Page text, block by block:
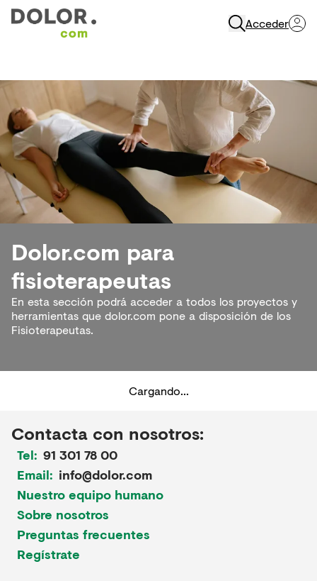
Acceder
Dolor.com para
fisioterapeutas
En esta sección podrá acceder a todos los proyectos y
herramientas que dolor.com pone a disposición de los
Fisioterapeutas.
Cargando...
Contacta con nosotros:
Tel: 91 301 78 00
Email: info@dolor.com
Nuestro equipo humano
Sobre nosotros
Preguntas frecuentes
Regístrate